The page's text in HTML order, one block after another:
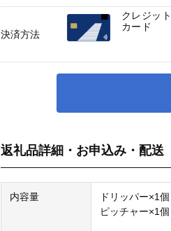
返礼品詳細・お申込み・配送
内容量
ドリッパー×1個
ピッチャー×1個
決済方法
クレジット
カード